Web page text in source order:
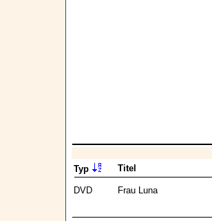
Typ Titel
DVD Frau Luna